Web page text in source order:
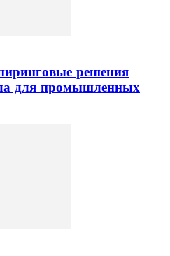
решения
для промышленных